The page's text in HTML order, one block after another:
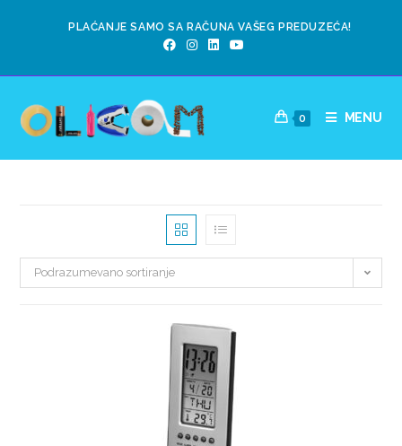
PLAĆANJE SAMO SA RAČUNA VAŠEG PREDUZEĆA!
0 MENU
Podrazumevano sortiranje